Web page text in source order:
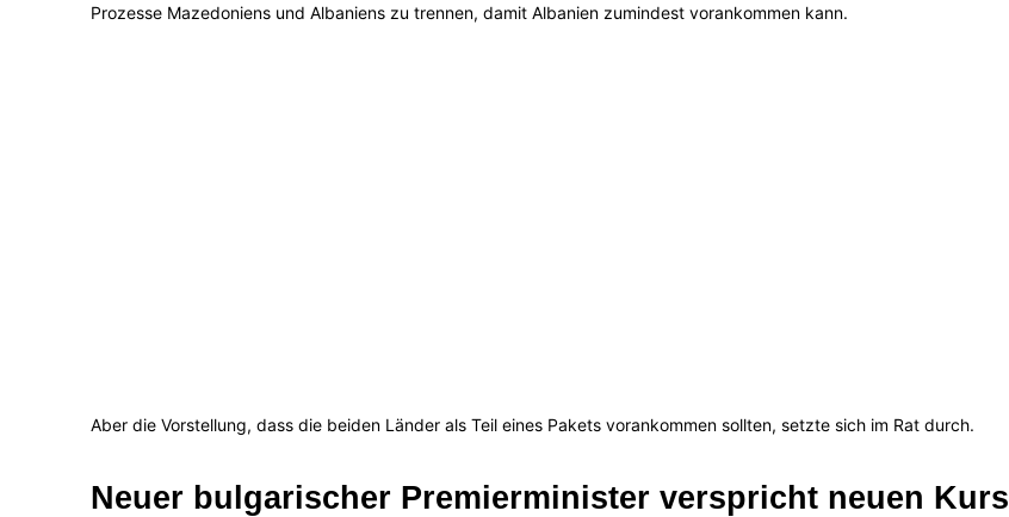
Prozesse Mazedoniens und Albaniens zu trennen, damit Albanien zumindest vorankommen kann.
Aber die Vorstellung, dass die beiden Länder als Teil eines Pakets vorankommen sollten, setzte sich im Rat durch.
Neuer bulgarischer Premierminister verspricht neuen Kurs